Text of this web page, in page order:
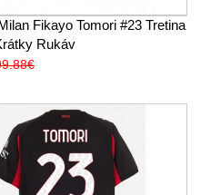
Fikayo Tomori #23 Tretina
Rukáv